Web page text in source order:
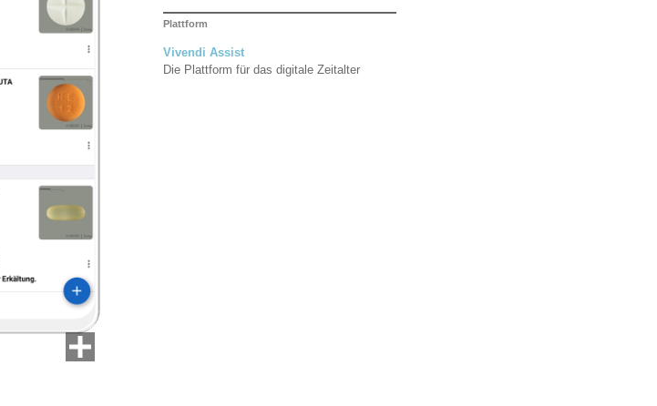
Plattform
Vivendi Assist
Die Plattform für das digitale Zeitalter